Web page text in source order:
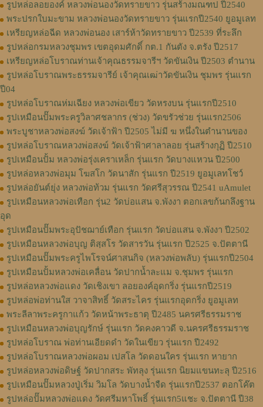
รูปหล่อลอยองค์ หลวงพ่อนองวัดทรายขาว รุ่นสร้างมณฑป ปี2540
พระปรกใบมะขาม หลวงพ่อนองวัดทรายขาว รุ่นแรกปี2540 ยูอมูเลท
เหรียญหล่อฉีด หลวงพ่อนอง เสาร์ห้าวัดทรายขาว ปี2539 ที่ระลึก
รูปหล่อกรมหลวงชุมพร เขตอุดมศักดิ์ กต.1 กันตัง จ.ตรัง ปี2517
เหรียญหล่อโบราณท่านเจ้าคุณธรรมจารีฯ วัดขันเงิน ปี2503 ตำนาน
รูปหล่อโบราณพระธรรมจารีย์ เจ้าคุณเฒ่าวัดขันเงิน ชุมพร รุ่นแรก
ปี04
รูปหล่อโบราณห่มเฉียง หลวงพ่อเขียว วัดหรงบน รุ่นแรกปี2510
รูปเหมือนปั๊มพระครูวิลาศชลากร (ช่วง) วัดขรัวช่วย รุ่นแรก2506
พระบูชาหลวงพ่อสงฆ์ วัดเจ้าฟ้า ปี2505 ไม่มี ฆ หนึ่งในตำนานของ
รูปหล่อโบราณหลวงพ่อสงฆ์ วัดเจ้าฟ้าศาลาลอย รุ่นสร้างกุฏิ ปี2510
รูปเหมือนปั้ม หลวงพ่อรุ่งเคราเหล็ก รุ่นแรก วัดบางแหวน ปี2500
รูปหล่อหลวงพ่อมุม โฆสโก วัดนาสัก รุ่นแรก ปี2519 ยูอมูเลทโชว์
รูปหล่อยันต์ยุ่ง หลวงพ่อท้วม รุ่นแรก วัดศรีสุวรรณ ปี2541 uAmulet
รูปเหมือนหลวงพ่อเทือก รุ่น2 วัดบ่อแสน จ.พังงา ตอกเลขก้นกลึงฐาน
อุด
รูปเหมือนปั๊มพระอุปัชฌาย์เทือก รุ่นแรก วัดบ่อแสน จ.พังงา ปี2502
รูปเหมือนหลวงพ่อบุญ ติสฺสโร วัดสารวัน รุ่นแรก ปี2525 จ.ปัตตานี
รูปเหมือนปั๊มพระครูไพโรจน์ศาสนกิจ (หลวงพ่อพลับ) รุ่นแรกปี2504
รูปเหมือนปั้มหลวงพ่อเคลื่อน วัดปากน้ำละแม จ.ชุมพร รุ่นแรก
รูปหล่อหลวงพ่อแดง วัดเชิงเขา ลอยองค์อุดกริ่ง รุ่นแรกปี2519
รูปหล่อพ่อท่านใส วาจาสิทธิ์ วัดสระไคร รุ่นแรกอุดกริ่ง ยูอมูเลท
พระลีลาพระครูกาแก้ว วัดหน้าพระธาตุ ปี2485 นครศรีธรรมราช
รูปเหมือนหลวงพ่อบุญรักษ์ รุ่นแรก วัดคงคาวดี จ.นครศรีธรรมราช
รูปหล่อโบราณ พ่อท่านเอียดดำ วัดในเขียว รุ่นแรก ปี2492
รูปหล่อโบราณหลวงพ่อผอม เปสโล วัดดอนใคร รุ่นแรก หายาก
รูปหล่อหลวงพ่อดิษฐ์ วัดปากสระ พัทลุง รุ่นแรก นิยมแขนทะลุ ปี2516
รูปเหมือนปั๊มหลวงปู่เริ่ม วิมโล วัดบางน้ำจืด รุ่นแรกปี2537 ตอกโค๊ต
รูปหล่อปั๊มหลวงพ่อแดง วัดศรีมหาโพธิ์ รุ่นแรก5แชะ จ.ปัตตานี ปี38